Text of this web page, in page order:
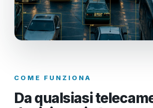
COME FUNZIONA
Da qualsiasi